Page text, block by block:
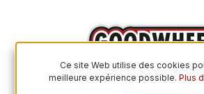
Ce site Web utilise des cookies
meilleure expérience possible. Plus